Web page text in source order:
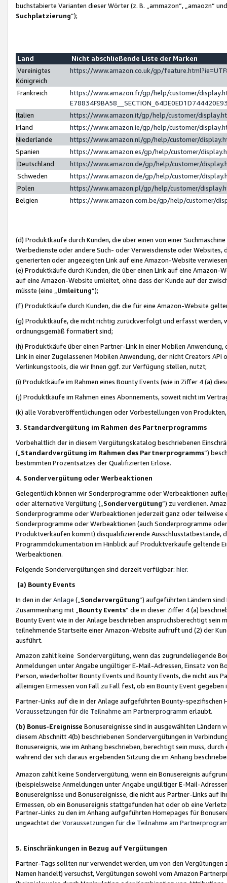
buchstabierte Varianten dieser Wörter (z. B. „ammazon“, „amaozn“
Suchplatzierung”);
Land
Nicht abschließende Liste der Marken
Vereinigtes
Königreich
https://www.amazon.co.uk/gp/
Frankreich
https://www.amazon.fr/gp/help/customer/
Italien
https://www.amazon.it/gp/help/customer/
Irland
https://www.amazon.ie/gp/help/customer/
Niederlande
https://www.amazon.nl/gp/help/customer/
Spanien
https://www.amazon.es/gp/help/customer/
Deutschland
https://www.amazon.de/gp/help/customer/
Schweden
https://www.amazon.de/gp/help/customer/
Polen
https://www.amazon.pl/gp/help/customer/
Belgien
https://www.amazon.com.be/gp/help/customer/
(d) Produktkäufe durch Kunden, die über einen von einer
Werbedienste oder andere Such- oder Verweisdienste oder Websites,
generierten oder angezeigten Link auf eine Amazon-Website
(e) Produktkäufe durch Kunden, die über einen Link auf eine
auf eine Amazon-Website umleitet, ohne dass der Kunde auf der
müsste (eine „ Umleitung“);
(f) Produktkäufe durch Kunden, die die für eine Amazon-Website
(g) Produktkäufe, die nicht richtig zurückverfolgt und erfasst werden,
ordnungsgemäß formatiert sind;
(h) Produktkäufe über einen Partner-Link in einer Mobilen
Link in einer Zugelassenen Mobilen Anwendung, der nicht Creators
Verlinkungstools, die wir Ihnen ggf. zur Verfügung stellen, nutzt;
(i) Produktkäufe im Rahmen eines Bounty Events (wie in Ziffer 4 (a)
(j) Produktkäufe im Rahmen eines Abonnements, soweit nicht im
(k) alle Vorabveröffentlichungen oder Vorbestellungen von
3. Standardvergütung im Rahmen des Partnerprogramms
Vorbehaltlich der in diesem Vergütungskatalog beschriebenen
(„ Standardvergütung im Rahmen des Partnerprogramms“)
bestimmten Prozentsatzes der Qualifizierten Erlöse.
4. Sondervergütung oder Werbeaktionen
Gelegentlich können wir Sonderprogramme oder Werbeaktionen
oder alternative Vergütung („ Sondervergütung”) zu verdienen.
Sonderprogramme oder Werbeaktionen jederzeit ganz oder
Sonderprogramme oder Werbeaktionen (auch Sonderprogramme
Produktverkäufen kommt) disqualifizierende Ausschlusstatbestände,
Programmdokumentation im Hinblick auf Produktverkäufe geltende
Werbeaktionen.
Folgende Sondervergütungen sind derzeit verfügbar: hier.
(a) Bounty Events
In den in derAnlage („ Sondervergütung“) aufgeführten Ländern
Zusammenhang mit „ Bounty Events“ die in dieser Ziffer 4 (a)
Bounty Event wie in der Anlage beschrieben anspruchsberechtigt sein
teilnehmende Startseite einer Amazon-Website aufruft und (2) der
ausführt.
Amazon zahlt keine Sondervergütung, wenn das zugrundeliegende
Anmeldungen unter Angabe ungültiger E-Mail-Adressen, Einsatz von
Person, wiederholter Bounty Events und Bounty Events, die nicht
alleinigen Ermessen von Fall zu Fall fest, ob ein Bounty Event
Partner-Links auf die in der Anlage aufgeführten Bounty-spezifischen
Voraussetzungen für die Teilnahme am Partnerprogramm erlaubt.
(b) Bonus-Ereignisse Bonusereignisse sind in ausgewählten Ländern
diesem Abschnitt 4(b) beschriebenen Sondervergütungen in
Bonusereignis, wie im Anhang beschrieben, berechtigt sein muss,
während der sich daraus ergebenden Sitzung die im Anhang
Amazon zahlt keine Sondervergütung, wenn ein Bonusereignis
(beispielsweise Anmeldungen unter Angabe ungültiger E-Mail-
Bonusereignisse und Bonusereignisse, die nicht aus Partner-Links auf
Ermessen, ob ein Bonusereignis stattgefunden hat oder ob eine
Partner-Links zu den im Anhang aufgeführten Homepages für
ungeachtet derVoraussetzungen für die Teilnahme am
5. Einschränkungen in Bezug auf Vergütungen
Partner-Tags sollten nur verwendet werden, um von den
Namen handelt) versuchst, Vergütungen sowohl vom Amazon